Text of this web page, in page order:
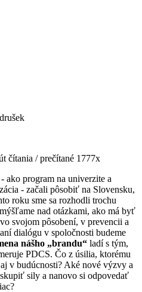
čítania / prečítané 1777x
ako program na univerzite a
- začali pôsobiť na Slovensku,
roku sme sa rozhodli trochu
nad otázkami, ako má byť
svojom pôsobení, v prevencii a
dialógu v spoločnosti budeme
nášho „brandu“ ladí s tým,
PDCS. Čo z úsilia, ktorému
v budúcnosti? Aké nové výzvy a
sily a nanovo si odpovedať